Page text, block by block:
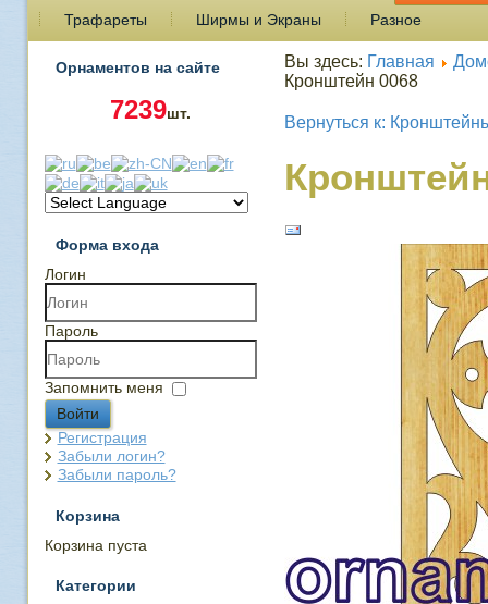
Трафареты
Ширмы и Экраны Разное
Орнаментов на сайте
7239шт.
Форма входа
Логин
Пароль
Запомнить меня
Войти
Регистрация
Забыли логин?
Забыли пароль?
Корзина
Корзина пуста
Категории
Вы здесь: Главная
Кронштейн 0068
Вернуться к: